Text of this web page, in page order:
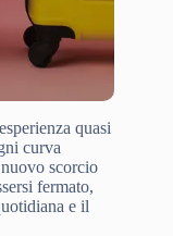
quasi
curva
scorcio
fermato,
e il